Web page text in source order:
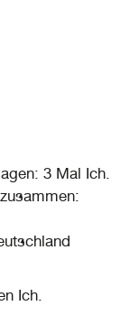
3 Mal Ich.
Ich.